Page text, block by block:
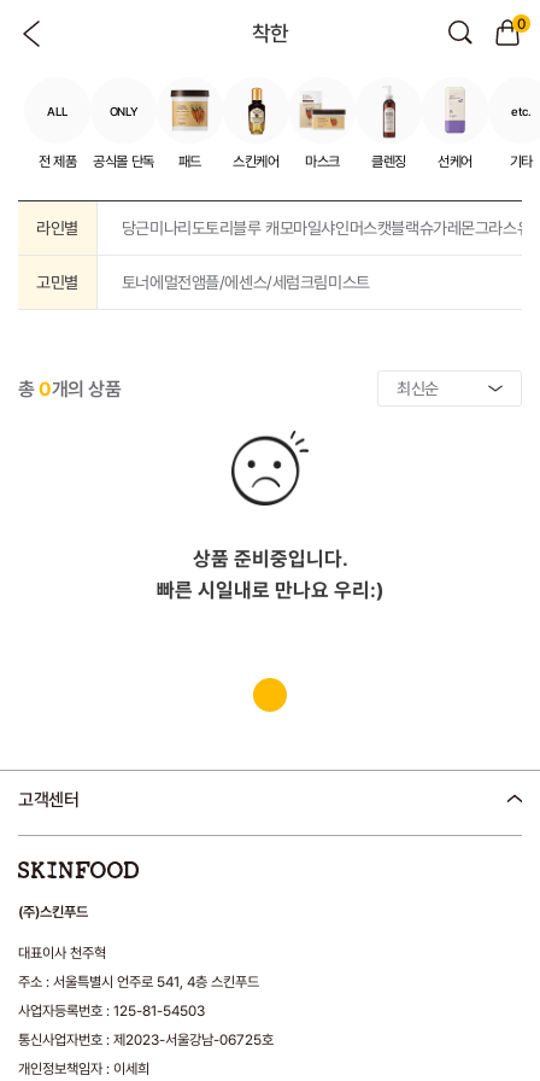
착한 0
ALL
전 제품
ONLY
공식몰 단독 패드 스킨케어 마스크 클렌징 선케어
etc.
기타
라인별 당근미나리도토리블루 캐모마일샤인머스캣블랙슈가레몬그라스유
고민별 토너에멀전앰플/에센스/세럼크림미스트
총0개의 상품
상품 준비중입니다.
빠른 시일내로 만나요 우리:)
고객센터
(주)스킨푸드
대표이사 천주혁
주소 : 서울특별시 언주로 541, 4층 스킨푸드
사업자등록번호 : 125-81-54503
통신사업자번호 : 제2023-서울강남-06725호
개인정보책임자 : 이세희